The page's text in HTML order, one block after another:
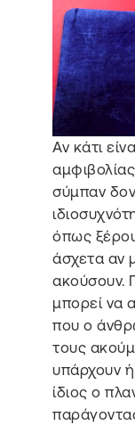
Αν κάτι
σύμπαν
όπως
άσχετα αν
ακούσουν.
μπορεί να
που ο
τους
υπάρχουν
ίδιος ο